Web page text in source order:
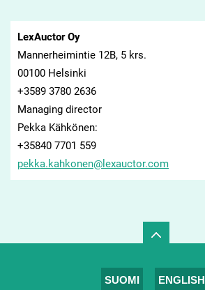
LexAuctor Oy
Mannerheimintie 12B, 5 krs.
00100 Helsinki
+3589 3780 2636
Managing director
Pekka Kähkönen:
+35840 7701 559
pekka.kahkonen@l exauctor.com
SUOMI ENGLISH